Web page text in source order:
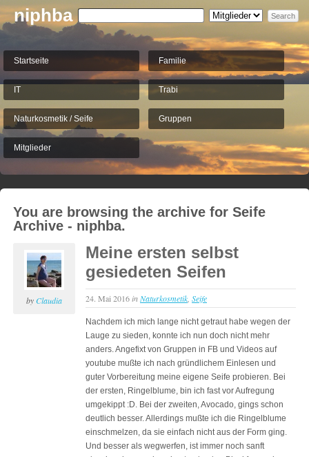
niphba
Startseite Familie
IT Trabi
Naturkosmetik / Seife Gruppen
Mitglieder
You are browsing the archive for Seife
Archive - niphba.
byClaudia
Meine ersten selbst
gesiedeten Seifen
24. Mai 2016inNaturkosmetik Seife
Nachdem ich mich lange nicht getraut habe wegen der
Lauge zu sieden, konnte ich nun doch nicht mehr
anders. Angefixt von Gruppen in FB und Videos auf
youtube mußte ich nach gründlichem Einlesen und
guter Vorbereitung meine eigene Seife probieren. Bei
der ersten, Ringelblume, bin ich fast vor Aufregung
umgekippt :D. Bei der zweiten, Avocado, gings schon
deutlich besser. Allerdings mußte ich die Ringelblume
einschmelzen, da sie einfach nicht aus der Form ging.
Und besser als wegwerfen, ist immer noch sanft